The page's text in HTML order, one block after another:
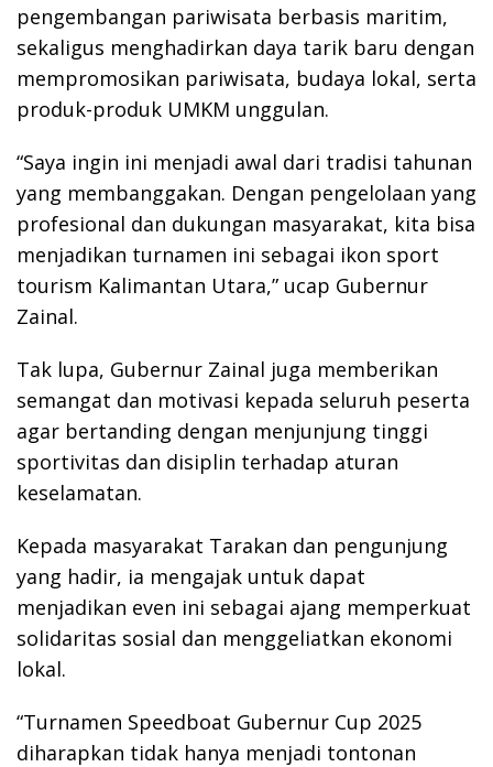
pengembangan pariwisata berbasis maritim,
sekaligus menghadirkan daya tarik baru dengan
mempromosikan pariwisata, budaya lokal, serta
produk-produk UMKM unggulan.
“Saya ingin ini menjadi awal dari tradisi tahunan
yang membanggakan. Dengan pengelolaan yang
profesional dan dukungan masyarakat, kita bisa
menjadikan turnamen ini sebagai ikon sport
tourism Kalimantan Utara,” ucap Gubernur
Zainal.
Tak lupa, Gubernur Zainal juga memberikan
semangat dan motivasi kepada seluruh peserta
agar bertanding dengan menjunjung tinggi
sportivitas dan disiplin terhadap aturan
keselamatan.
Kepada masyarakat Tarakan dan pengunjung
yang hadir, ia mengajak untuk dapat
menjadikan even ini sebagai ajang memperkuat
solidaritas sosial dan menggeliatkan ekonomi
lokal.
“Turnamen Speedboat Gubernur Cup 2025
diharapkan tidak hanya menjadi tontonan